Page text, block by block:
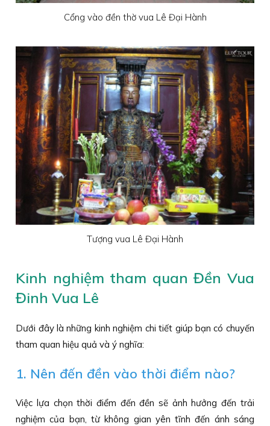
Cổng vào đền thờ vua Lê Đại Hành
Tượng vua Lê Đại Hành
Kinh nghiệm tham quan Đền Vua
Đinh Vua Lê
Dưới đây là những kinh nghiệm chi tiết giúp bạn có chuyến
tham quan hiệu quả và ý nghĩa:
1. Nên đến đền vào thời điểm nào?
Việc lựa chọn thời điểm đến đền sẽ ảnh hưởng đến trải
nghiệm của bạn, từ không gian yên tĩnh đến ánh sáng